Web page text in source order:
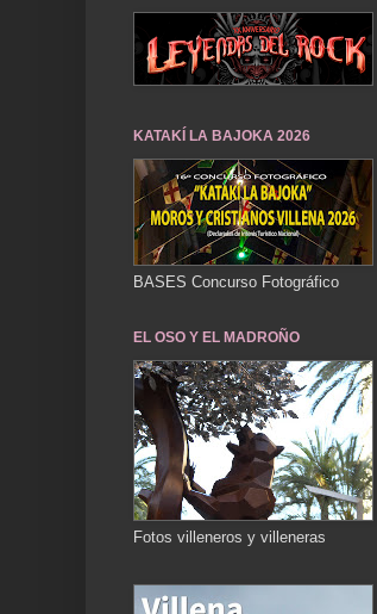
KATAKÍ LA BAJOKA 2026
BASES Concurso Fotográfico
EL OSO Y EL MADROÑO
Fotos villeneros y villeneras